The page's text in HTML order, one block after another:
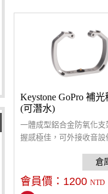
Keystone GoPro 補
(可潛水)
一體成型鋁合金防氧化支
握感極佳，可外接收音設
孔，可加裝支架球頭，
夾、燈臂支架可連接潛水
燈。相容於GoPro及大部
會員價： 1200 NTD